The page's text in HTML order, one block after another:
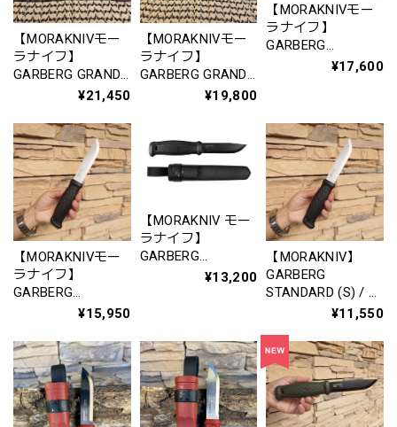
【MORAKNIVモー
ラナイフ】
GARBERG GRAND
BLACKBLADE (C) /
ド ブラックブレー
ド (C)品番：14640
¥21,450
【MORAKNIVモー
ラナイフ】
GARBERG GRAND
(S) / ガーバーグ グ
¥19,800
【MORAKNIVモー
ラナイフ】
GARBERG
BLACKBLADE
クブレード レザー
シース (C)
¥17,600
【MORAKNIVモー
ラナイフ】
GARBERG
LEATHER SHEATH
ガーバーグ レザー
シース (S)
¥15,950
【MORAKNIV モー
ラナイフ】
GARBERG
BLACKBLADE
ード スタンダード
(C)（13716〉
¥13,200
【MORAKNIV】
GARBERG
STANDARD (S) / モ
ーラナイフ ガーバ
(S)ブラック
¥11,550